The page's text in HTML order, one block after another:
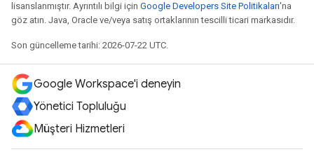
lisanslanmıştır. Ayrıntılı bilgi için Google Developers Site Politikaları'na
göz atın. Java, Oracle ve/veya satış ortaklarının tescilli ticari markasıdır.
Son güncelleme tarihi: 2026-07-22 UTC.
Google Workspace'i deneyin
Yönetici Topluluğu
Müşteri Hizmetleri